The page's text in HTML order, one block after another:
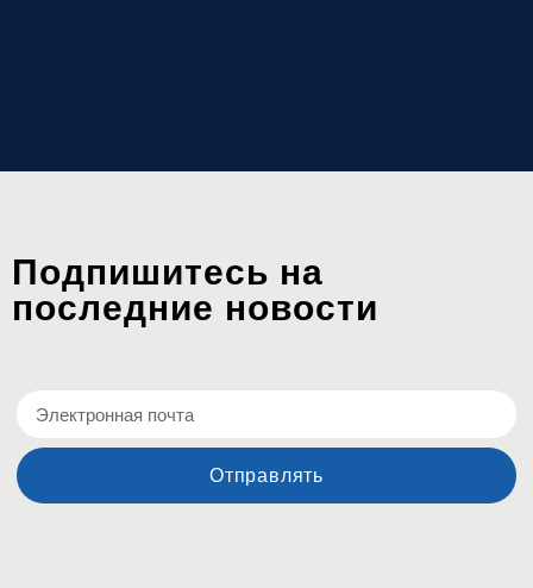
Подпишитесь на
последние новости
Отправлять